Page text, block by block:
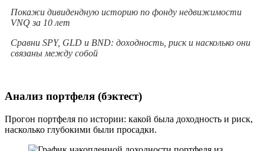
Покажи дивидендную историю по фонду недвижимости
VNQ за 10 лет
Сравни SPY, GLD и BND: доходность, риск и насколько они
связаны между собой
Анализ портфеля (бэктест)
Прогон портфеля по истории: какой была доходность и риск,
насколько глубокими были просадки.